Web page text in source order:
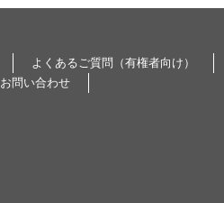
よくあるご質問（有権者向け）
お問い合わせ